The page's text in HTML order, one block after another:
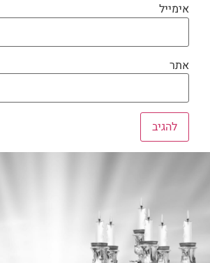
אימייל
אתר